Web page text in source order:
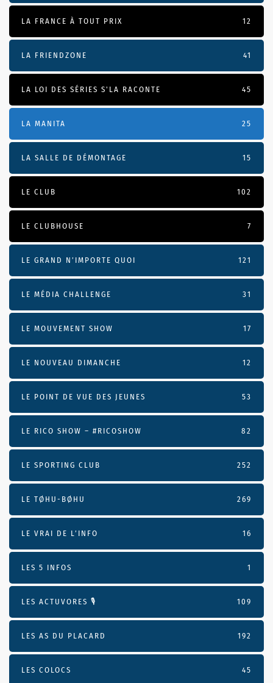
LA FRANCE À TOUT PRIX 12
LA FRIENDZONE 41
LA LOI DES SÉRIES S'LA RACONTE 45
LA MANITA 25
LA SALLE DE DÉMONTAGE 15
LE CLUB 102
LE CLUBHOUSE 7
LE GRAND N’IMPORTE QUOI 121
LE MÉDIA CHALLENGE 31
LE MOUVEMENT SHOW 17
LE NOUVEAU DIMANCHE 12
LE POINT DE VUE DES JEUNES 53
LE RICO SHOW – #RICOSHOW 82
LE SPORTING CLUB 252
LE TØHU-BØHU 269
LE VRAI DE L’INFO 16
LES 5 INFOS 1
LES ACTUVORES 🎙 109
LES AS DU PLACARD 192
LES COLOCS 45